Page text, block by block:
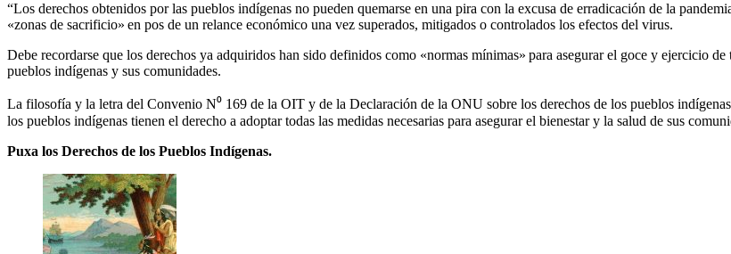
“Los derechos obtenidos por las pueblos indígenas no pueden quemarse en una pira con la excusa de erradicación de la
«zonas de sacrificio» en pos de un relance económico una vez superados, mitigados o controlados los efectos del virus.
Debe recordarse que los derechos ya adquiridos han sido definidos como «normas mínimas» para asegurar el goce y ejercicio
pueblos indígenas y sus comunidades.
La filosofía y la letra del Convenio N⁰ 169 de la OIT y de la Declaración de la ONU sobre los derechos de los pueblos
los pueblos indígenas tienen el derecho a adoptar todas las medidas necesarias para asegurar el bienestar y la salud de sus
Puxa los Derechos de los Pueblos Indígenas.